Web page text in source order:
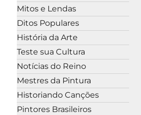
Mitos e Lendas
Ditos Populares
História da Arte
Teste sua Cultura
Notícias do Reino
Mestres da Pintura
Historiando Canções
Pintores Brasileiros